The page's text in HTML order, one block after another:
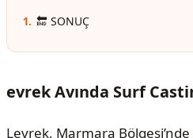
🔚 SONUÇ
evrek Avında Surf
Levrek, Marmara Bölgesi’nde